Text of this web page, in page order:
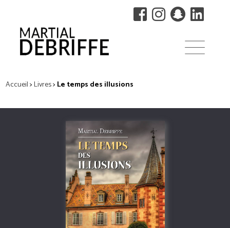
Accueil>Livres> Le temps des illusions